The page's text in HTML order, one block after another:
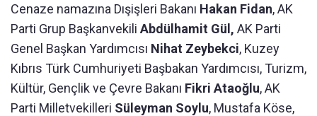
Cenaze namazına Dışişleri Bakanı Hakan Fidan, AK
Parti Grup Başkanvekili Abdülhamit Gül, AK Parti
Genel Başkan Yardımcısı Nihat Zeybekci, Kuzey
Kıbrıs Türk Cumhuriyeti Başbakan Yardımcısı, Turizm,
Kültür, Gençlik ve Çevre Bakanı Fikri Ataoğlu, AK
Parti Milletvekilleri Süleyman Soylu, Mustafa Köse,